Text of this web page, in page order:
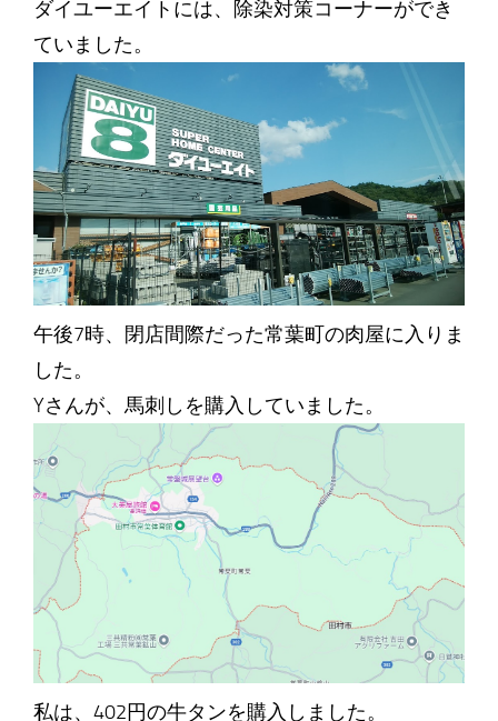
ダイユーエイトには、除染対策コーナーができ
ていました。
午後7時、閉店間際だった常葉町の肉屋に入りま
した。
Yさんが、馬刺しを購入していました。
私は、402円の牛タンを購入しました。